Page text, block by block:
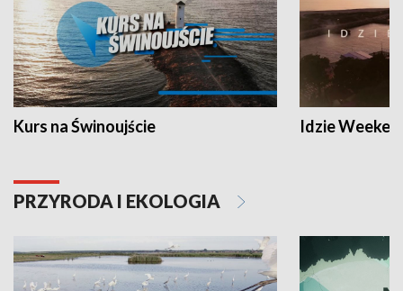
Kurs na Świnoujście Idzie
PRZYRODA I EKOLOGIA